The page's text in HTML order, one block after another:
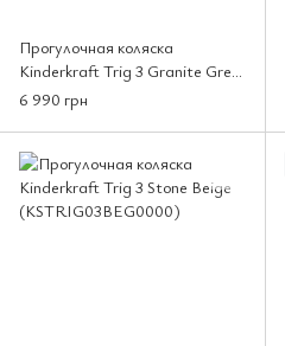
Прогулочная коляска
Kinderkraft Trig 3 Granite Grey
(KSTRIG03GRY0000)
6 990 грн